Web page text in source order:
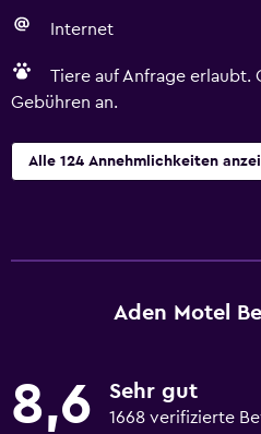
Internet
Tiere auf Anfrage erlaubt.
Gebühren an.
Alle 124 Annehmlichkeiten
Aden Motel
8,6 Sehr gut
1668 verifizierte